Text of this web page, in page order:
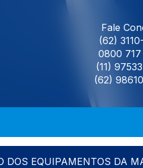
Fale
(62)
0800
(11)
(62)
EQUIPAMENTOS DA